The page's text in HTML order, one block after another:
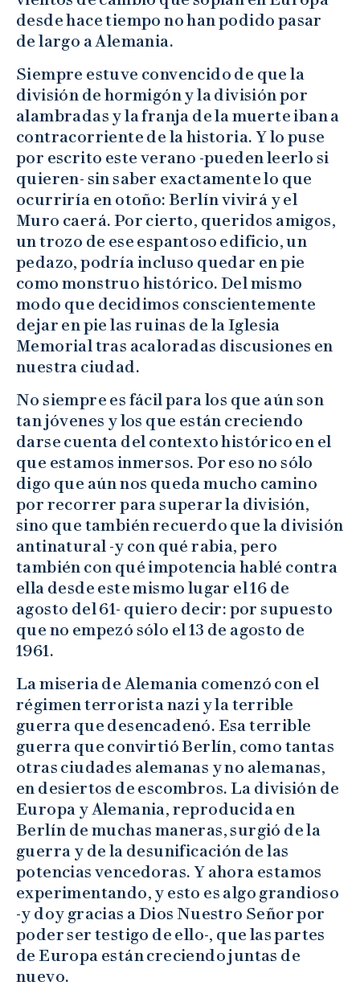
desde hace tiempo no han podido pasar
de largo a Alemania.
Siempre estuve convencido de que la
división de hormigón y la división por
alambradas y la franja de la muerte iban a
contracorriente de la historia. Y lo puse
por escrito este verano -pueden leerlo si
quieren- sin saber exactamente lo que
ocurriría en otoño: Berlín vivirá y el
Muro caerá. Por cierto, queridos amigos,
un trozo de ese espantoso edificio, un
pedazo, podría incluso quedar en pie
como monstruo histórico. Del mismo
modo que decidimos conscientemente
dejar en pie las ruinas de la Iglesia
Memorial tras acaloradas discusiones en
nuestra ciudad.
No siempre es fácil para los que aún son
tan jóvenes y los que están creciendo
darse cuenta del contexto histórico en el
que estamos inmersos. Por eso no sólo
digo que aún nos queda mucho camino
por recorrer para superar la división,
sino que también recuerdo que la división
antinatural -y con qué rabia, pero
también con qué impotencia hablé contra
ella desde este mismo lugar el 16 de
agosto del 61- quiero decir: por supuesto
que no empezó sólo el 13 de agosto de
1961.
La miseria de Alemania comenzó con el
régimen terrorista nazi y la terrible
guerra que desencadenó. Esa terrible
guerra que convirtió Berlín, como tantas
otras ciudades alemanas y no alemanas,
en desiertos de escombros. La división de
Europa y Alemania, reproducida en
Berlín de muchas maneras, surgió de la
guerra y de la desunificación de las
potencias vencedoras. Y ahora estamos
experimentando, y esto es algo grandioso
-y doy gracias a Dios Nuestro Señor por
poder ser testigo de ello-, que las partes
de Europa están creciendo juntas de
nuevo.